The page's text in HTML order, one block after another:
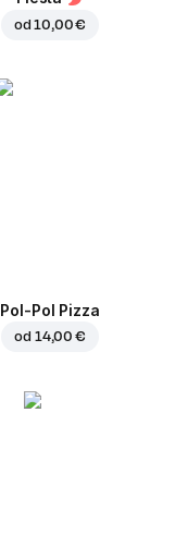
od10,00 €
Pol-Pol Pizza
od 14,00 €